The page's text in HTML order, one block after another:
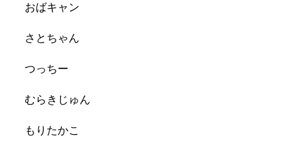
おばキャン
さとちゃん
つっちー
むらきじゅん
もりたかこ